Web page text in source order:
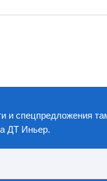
и спецпредложения
ДТ Иньер.